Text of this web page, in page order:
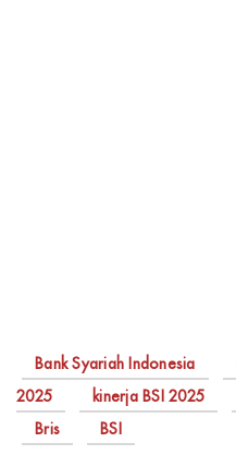
Bank Syariah Indonesia
2025
kinerja BSI 2025
Bris
BSI